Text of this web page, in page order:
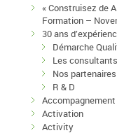
« Construisez de
Formation –
30 ans
Démarche
Les consultants
Nos partenaires
R & D
Activation
Activity